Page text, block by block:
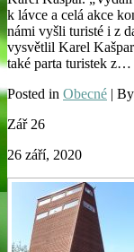
k lávce a celá akce
námi vyšli turisté i z
vysvětlil Karel
také parta turistek z…
Posted in Obecné | By
Zář 26
26 září, 2020